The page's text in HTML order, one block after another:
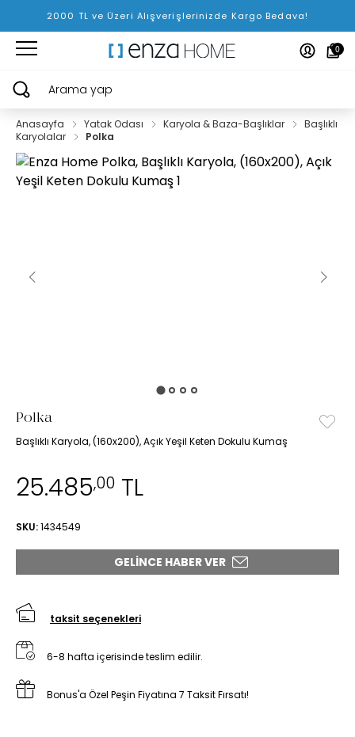
2000 TL ve Üzeri Alışverişlerinizde Kargo Bedava!
0
Arama yap
Anasayfa Yatak Odası Karyola & Baza-Başlıklar
Başlıklı
Karyolalar
Polka
Polka
Başlıklı Karyola, (160x200), Açık Yeşil Keten Dokulu Kumaş
25.485,00 TL
SKU:1434549
GELINCE HABER VER
taksit seçenekleri
6-8 hafta içerisinde teslim edilir.
Bonus'a Özel Peşin Fiyatına 7 Taksit Fırsatı!